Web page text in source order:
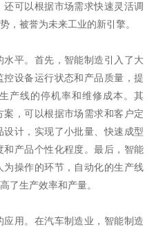
可以根据市场需求快速灵活调
，被誉为未来工业的新引擎。
平。首先，智能制造引入了大
设备运行状态和产品质量，提
产线的停机率和维修成本。其
，可以根据市场需求和客户定
计，实现了小批量、快速成型
产品个性化程度。最后，智能
操作的环节，自动化的生产线
了生产效率和产量。
用。在汽车制造业，智能制造